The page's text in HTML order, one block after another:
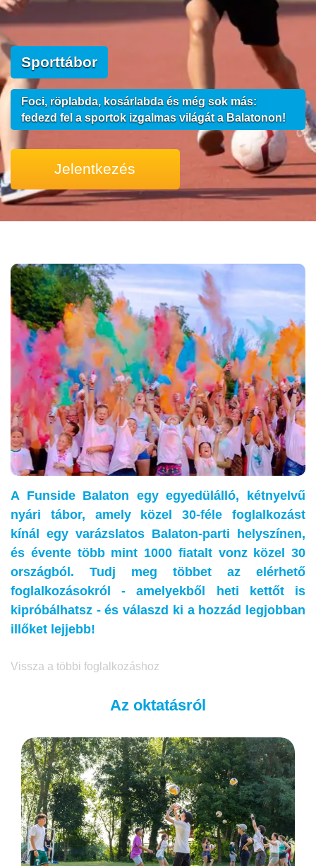
Sporttábor
Foci, röplabda, kosárlabda és még sok más:
fedezd fel a sportok izgalmas világát a Balatonon!
Jelentkezés
A Funside Balaton egy egyedülálló, kétnyelvű
nyári tábor, amely közel 30-féle foglalkozást
kínál egy varázslatos Balaton-parti helyszínen,
és évente több mint 1000 fiatalt vonz közel 30
országból. Tudj meg többet az elérhető
foglalkozásokról - amelyekből heti kettőt is
kipróbálhatsz - és válaszd ki a hozzád legjobban
illőket lejjebb!
Vissza a többi foglalkozáshoz
Az oktatásról